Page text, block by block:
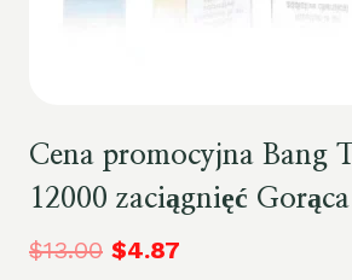
Cena promocyjna Bang
12000 zaciągnięć
$13.00 $4.87